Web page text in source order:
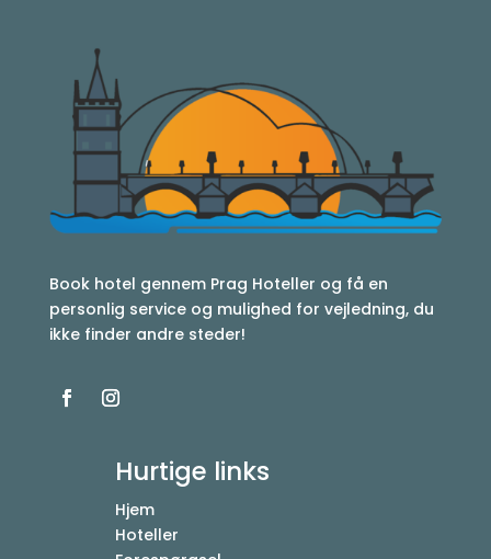
Book hotel gennem Prag Hoteller og få en
personlig service og mulighed for vejledning, du
ikke finder andre steder!
Hurtige links
Hjem
Hoteller